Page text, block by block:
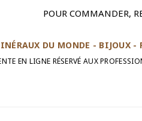
POUR COMMANDER,
DU MONDE - BIJOUX
EN LIGNE RÉSERVÉ AUX